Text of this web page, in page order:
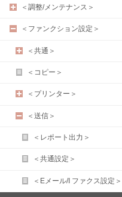
＜調整/メンテナンス＞
＜ファンクション設定＞
＜共通＞
＜コピー＞
＜プリンター＞
＜送信＞
＜レポート出力＞
＜共通設定＞
＜Eメール/I ファクス設定＞